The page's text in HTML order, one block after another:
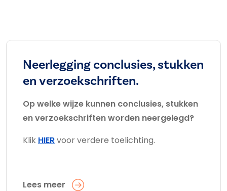
Neerlegging conclusies, stukken
en verzoekschriften.
Op welke wijze kunnen conclusies, stukken
en verzoekschriften worden neergelegd?
Klik HIERvoor verdere toelichting.
Lees meer